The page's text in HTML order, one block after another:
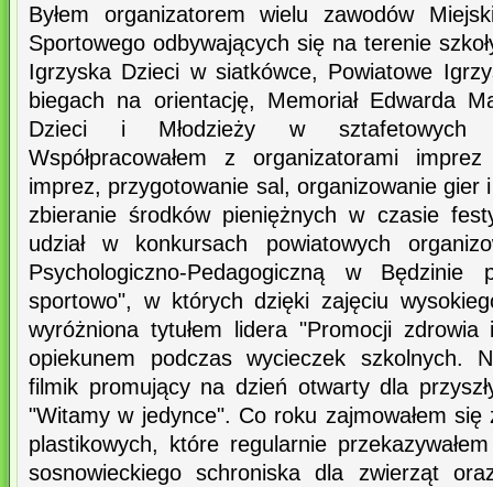
Byłem organizatorem wielu zawodów
Sportowego odbywających się na terenie
Igrzyska Dzieci w siatkówce, Powiatowe
biegach na orientację, Memoriał Edwarda
Dzieci i Młodzieży w sztafetowych
Współpracowałem z organizatorami
imprez, przygotowanie sal, organizowanie gier
zbieranie środków pieniężnych w czasie
udział w konkursach powiatowych
Psychologiczno-Pedagogiczną w
sportowo", w których dzięki zajęciu
wyróżniona tytułem lidera "Promocji
opiekunem podczas wycieczek szkolnych.
filmik promujący na dzień otwarty dla
"Witamy w jedynce". Co roku zajmowałem
plastikowych, które regularnie
sosnowieckiego schroniska dla zwierząt